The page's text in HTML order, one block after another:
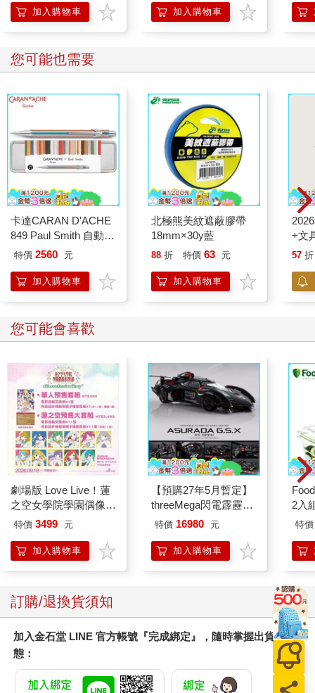
加入購物車 加入購物車
您可能也需要
卡達CARAN D'ACHE
849 Paul Smith 自動鉛
筆 ED.5 條紋銀
特價 2560 元
加入購物車
北極熊美紋遮蔽膠帶
18mm×30y藍
88 折 特價 63 元
加入購物車
+文
57 折
您可能會喜歡
劇場版 Love Live！蓮
之空女學院學園偶像俱
樂部 Bloom Garden
組
特價 3499 元
加入購物車
【預購27年5月暫定】
threeMega閃電霹靂車
VA Hi-SPEC UNITED
SIREN 黑色限定
特價 16980 元
加入購物車
2入
特價
訂購/退換貨須知
加入金石堂 LINE 官方帳號『完成綁定』，隨時掌握出貨動
態：